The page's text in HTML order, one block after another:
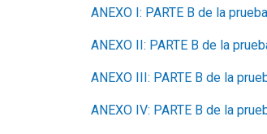
ANEXO I: PARTE B de la
ANEXO II: PARTE B de la
ANEXO III: PARTE B de la
ANEXO IV: PARTE B de la